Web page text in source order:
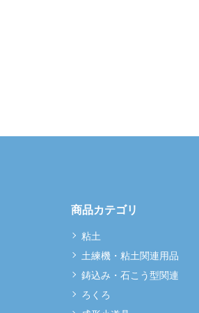
商品カテゴリ
粘土
土練機・粘土関連用品
鋳込み・石こう型関連
ろくろ